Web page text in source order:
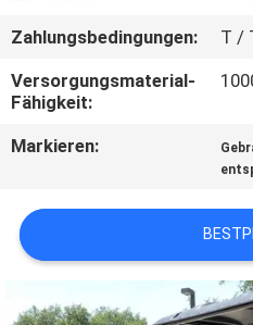
UNS
IN
VERBINDUNG
SIE
EIN
Zahlungsbedingungen:
T /
Versorgungsmaterial-
Fähigkeit:
Markieren: